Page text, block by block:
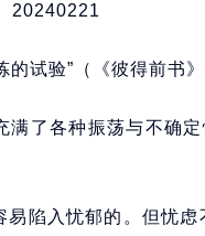
20240221
试验”（《彼得前书
了各种振荡与不确
陷入忧郁的。但忧